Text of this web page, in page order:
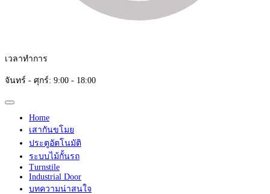
เวลาทำการ
จันทร์ - ศุกร์: 9:00 - 18:00
Home
เสากันขโมย
ประตูอัตโนมัติ
ระบบไม้กั้นรถ
Turnstile
Industrial Door
บทความน่าสนใจ